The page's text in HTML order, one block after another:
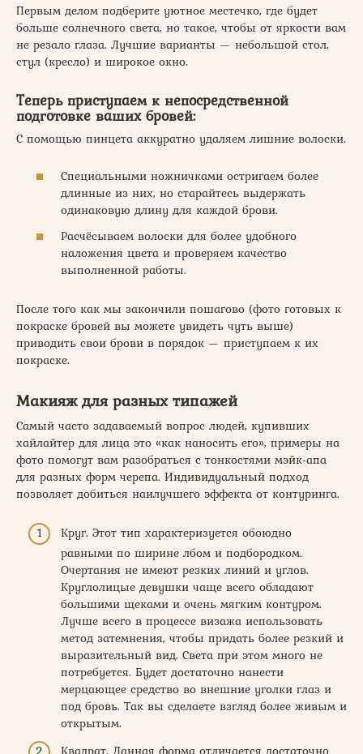
Первым делом подберите уютное местечко, где будет
больше солнечного света, но такое, чтобы от яркости вам
не резало глаза. Лучшие варианты — небольшой стол,
стул (кресло) и широкое окно.
Теперь приступаем к непосредственной
подготовке ваших бровей:
С помощью пинцета аккуратно удаляем лишние волоски.
Специальными ножничками остригаем более
длинные из них, но старайтесь выдержать
одинаковую длину для каждой брови.
Расчёсываем волоски для более удобного
наложения цвета и проверяем качество
выполненной работы.
После того как мы закончили пошагово (фото готовых к
покраске бровей вы можете увидеть чуть выше)
приводить свои брови в порядок — приступаем к их
покраске.
Макияж для разных типажей
Самый часто задаваемый вопрос людей, купивших
хайлайтер для лица это «как наносить его», примеры на
фото помогут вам разобраться с тонкостями мэйк-апа
для разных форм черепа. Индивидуальный подход
позволяет добиться наилучшего эффекта от контуринга.
Круг. Этот тип характеризуется обоюдно
равными по ширине лбом и подбородком.
Очертания не имеют резких линий и углов.
Круглолицые девушки чаще всего обладают
большими щеками и очень мягким контуром.
Лучше всего в процессе визажа использовать
метод затемнения, чтобы придать более резкий и
выразительный вид. Света при этом много не
потребуется. Будет достаточно нанести
мерцающее средство во внешние уголки глаз и
под бровь. Так вы сделаете взгляд более живым и
открытым.
Квадрат. Данная форма отличается достаточно